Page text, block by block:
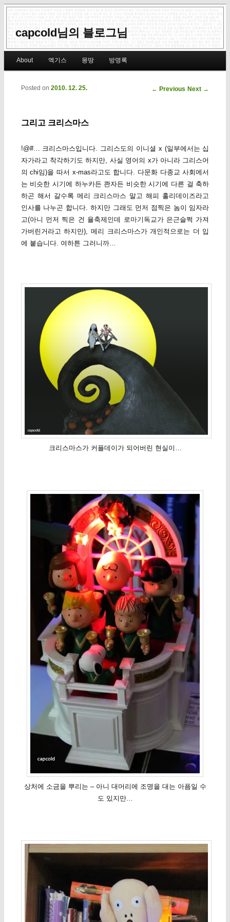
capcold님의 블로그님
Skip to primary content
Skip to secondary content
About 엑기스 몽땅 방명록
Post navigation
← Previous Next →
그리고 크리스마스
Posted on 2010. 12. 25.
!@#… 크리스마스입니다. 그리스도의 이니셜 x (일부에서는 십
자가라고 착각하기도 하지만, 사실 영어의 x가 아니라 그리스어
의 chi임)을 따서 x-mas라고도 합니다. 다문화 다종교 사회에서
는 비슷한 시기에 하누카든 콴자든 비슷한 시기에 다른 걸 축하
하곤 해서 갈수록 메리 크리스마스 말고 해피 홀리데이즈라고
인사를 나누곤 합니다. 하지만 그래도 먼저 점찍은 놈이 임자라
고(아니 먼저 찍은 건 율축제인데 로마기독교가 은근슬쩍 가져
가버린거라고 하지만), 메리 크리스마스가 개인적으로는 더 입
에 붙습니다. 여하튼 그러니까…
크리스마스가 커플데이가 되어버린 현실이…
상처에 소금을 뿌리는 – 아니 대머리에 조명을 대는 아픔일 수
도 있지만…